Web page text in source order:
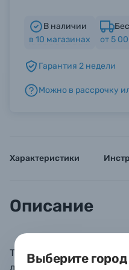
Выберите город
Б/У фототехника
Уценённые товары
В наличии
в 10 магазинах
от 5
Гарантия 2 недели
Можно в рассрочку
Характеристики
Описание
Традиционный
листами из плотной,